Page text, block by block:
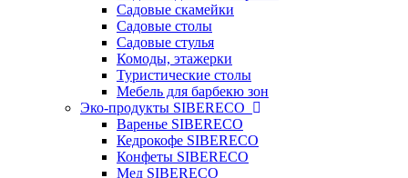
Садовые скамейки
Садовые столы
Садовые стулья
Комоды, этажерки
Туристические столы
Мебель для барбекю зон
Эко-продукты SIBERECO
Варенье SIBERECO
Кедрокофе SIBERECO
Конфеты SIBERECO
Мед SIBERECO